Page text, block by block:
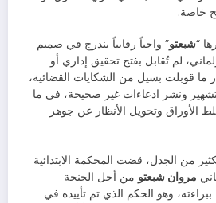
خاصة.
“شبعتو” واجباً رقابياً يندرج في صميم
لم تُقابل بفتح تحقيق إداري أو
ما قوبلت بسيل من الشكايات القضائية،
ونشر ادعاءات غير صحيحة، في ما
الأوراق وتحويل الأنظار عن جوهر
من الجدل، قضت المحكمة الابتدائية
مروان شبعتو من أجل الجنحة
وهو الحكم الذي تم تأييده في